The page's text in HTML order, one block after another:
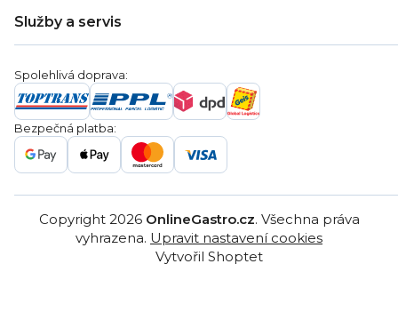
Věrnostní program
Blog
Záruka
Ochrana osobních údajů
Reklamační řády
Služby a servis
Servis a reklamace
Poptávka
Gastro projekty
Značky
Gastro velkoobchod
Spolehlivá doprava:
Bezpečná platba:
Vytvořil Shoptet
Copyright 2026 OnlineGastro.cz. Všechna práva
vyhrazena. Upravit nastavení cookies